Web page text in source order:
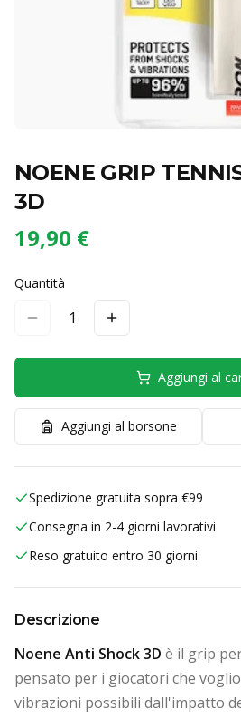
NOENE GRIP
3D
19,90 €
Quantità
1
Aggiungi al
Aggiungi al borsone
Spedizione gratuita sopra €99
Consegna in 2-4 giorni lavorativi
Reso gratuito entro 30 giorni
Descrizione
Noene Anti Shock 3D è il grip
pensato per i giocatori che
vibrazioni possibili dall'impatto